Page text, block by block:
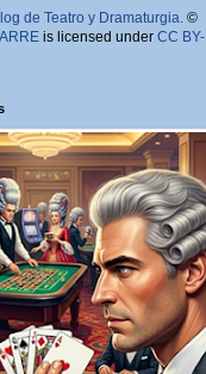
de Teatro y Dramaturgia. ©
is licensed under CC BY-